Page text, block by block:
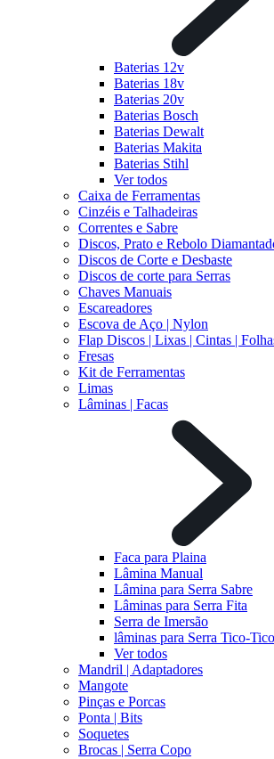
Baterias 12v
Baterias 18v
Baterias 20v
Baterias Bosch
Baterias Dewalt
Baterias Makita
Baterias Stihl
Ver todos
Caixa de Ferramentas
Cinzéis e Talhadeiras
Correntes e Sabre
Discos, Prato e Rebolo
Discos de Corte e Desbaste
Discos de corte para Serras
Chaves Manuais
Escareadores
Escova de Aço | Nylon
Flap Discos | Lixas | Cintas |
Fresas
Kit de Ferramentas
Limas
Lâminas | Facas
Faca para Plaina
Lâmina Manual
Lâmina para Serra Sabre
Lâminas para Serra Fita
Serra de Imersão
lâminas para Serra Tico-Tico
Ver todos
Mandril | Adaptadores
Mangote
Pinças e Porcas
Ponta | Bits
Soquetes
Brocas | Serra Copo